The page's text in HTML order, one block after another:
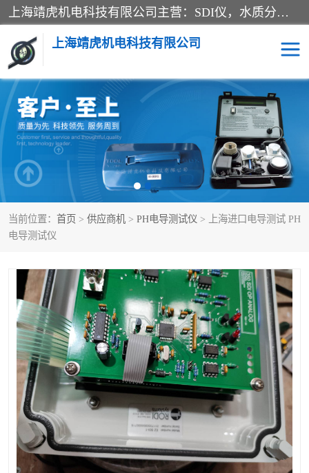
上海靖虎机电科技有限公司主营：SDI仪，水质分析仪，水质检测仪产品；上海靖虎机电科技有限公司在专业制造和研发等方面的强大的平台优势，利用自身在自动化仪表、自控系统及环保监测仪器的专长，以优良的技术，优越的产品质量和良好的服务质量与广大客户真诚合作。
上海靖虎机电科技有限公司
当前位置： 首页 > 供应商机 > PH电导测试仪 > 上海进口电导测试 PH
电导测试仪
SDI仪 过滤膜过滤纸
PH电导测试笔 水质分析仪
水质检测仪 电导测试笔
PH电导测试仪